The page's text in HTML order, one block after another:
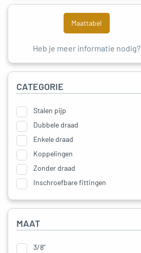
Maattabel
Heb je meer informatie nodig?
CATEGORIE
Stalen pijp
Dubbele draad
Enkele draad
Koppelingen
Zonder draad
Inschroefbare fittingen
Tepels
Koppelingen
MAAT
3/8"
menu
menu
menu